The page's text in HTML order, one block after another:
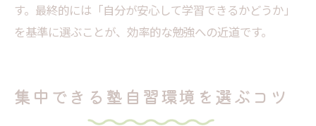
す。最終的には「自分が安心して学習できるかどうか」
を基準に選ぶことが、効率的な勉強への近道です。
集中できる塾自習環境を選ぶコツ